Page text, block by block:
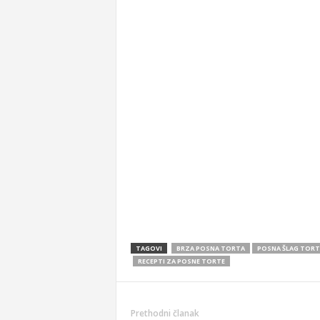
TAGOVI BRZA POSNA TORTA POSNA ŠLAG
RECEPTI ZA POSNE TORTE
Prethodni članak